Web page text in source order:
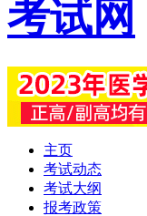
主页
考试动态
考试大纲
报考政策